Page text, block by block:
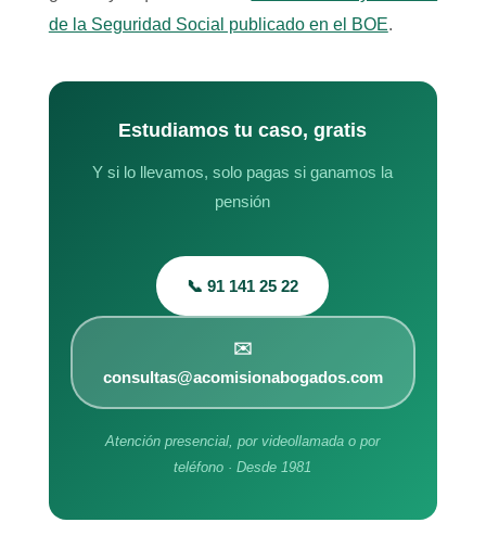
de la Seguridad Social publicado en el BOE.
Estudiamos tu caso, gratis
Y si lo llevamos, solo pagas si ganamos la
pensión
📞 91 141 25 22
✉️
consultas@acomisionabogados.com
Atención presencial, por videollamada o por
teléfono · Desde 1981